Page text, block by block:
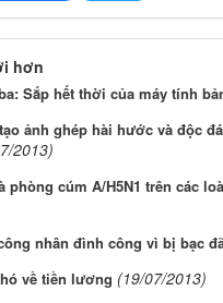
hơn
Sắp hết thời của máy tính
ảnh ghép hài hước và độc
2013)
phòng cúm A/H5N1 trên các
nhân đình công vì bị bạc
về tiền lương (19/07/2013)